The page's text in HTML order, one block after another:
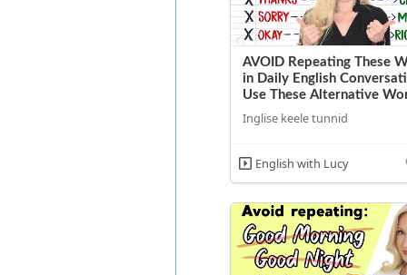
AVOID Repeating These
in Daily English
Use These Alternative
Inglise keele tunnid
English with Lucy